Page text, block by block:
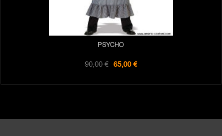
PSYCHO
90,00 € 65,00 €